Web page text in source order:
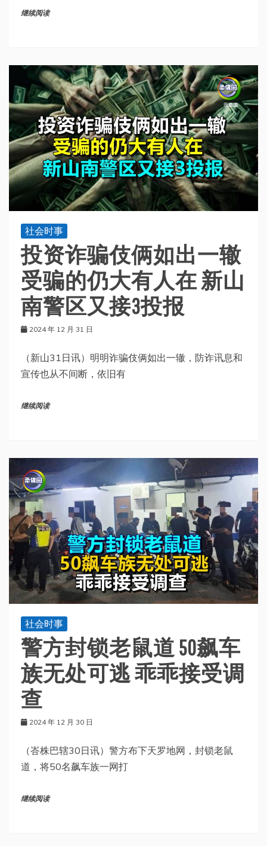
继续阅读
社会时事
投资诈骗伎俩如出一辙
受骗的仍大有人在 新山
南警区又接3投报
2024 年 12 月 31 日
（新山31日讯）明明诈骗伎俩如出一辙，防诈讯息和
宣传也从不间断，依旧有
继续阅读
社会时事
警方封锁老鼠道 50飙车
族无处可逃 乖乖接受调
查
2024 年 12 月 30 日
（峇株巴辖30日讯）警方布下天罗地网，封锁老鼠
道，将50名飙车族一网打
继续阅读